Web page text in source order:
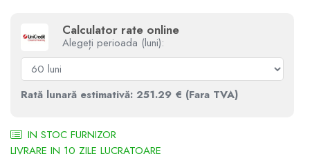
GOES MY 2026
MODEL ATV CAN-AM
Can-Am Outlander
Ochelari
ACCESORII MOTO
ACCESORII IARNA ATV / SSV
SUPORT SKIJET
ANVELOPE ATV
Calculator rate online
Alegeți perioada (luni):
Rată lunară estimativă: 251.29 € (Fara TVA)
IN STOC FURNIZOR